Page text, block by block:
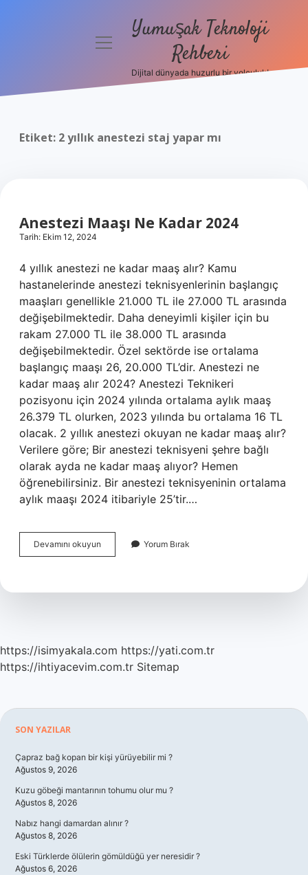
Politikası
menüyüYumuşak Teknoloji
Rehberi
Dijital dünyada huzurlu bir yolculuk!
Etiket: 2 yıllık anestezi staj yapar mı
Anestezi Maaşı Ne Kadar 2024
Tarih: Ekim 12, 2024
4 yıllık anestezi ne kadar maaş alır? Kamu
hastanelerinde anestezi teknisyenlerinin başlangıç ​​
maaşları genellikle 21.000 TL ile 27.000 TL arasında
değişebilmektedir. Daha deneyimli kişiler için bu
rakam 27.000 TL ile 38.000 TL arasında
değişebilmektedir. Özel sektörde ise ortalama
başlangıç ​​maaşı 26, 20.000 TL’dir. Anestezi ne
kadar maaş alır 2024? Anestezi Teknikeri
pozisyonu için 2024 yılında ortalama aylık maaş
26.379 TL olurken, 2023 yılında bu ortalama 16 TL
olacak. 2 yıllık anestezi okuyan ne kadar maaş alır?
Verilere göre; Bir anestezi teknisyeni şehre bağlı
olarak ayda ne kadar maaş alıyor? Hemen
öğrenebilirsiniz. Bir anestezi teknisyeninin ortalama
aylık maaşı 2024 itibariyle 25’tir.…
Devamını okuyun Anestezi
Maaşı
2024
Yorum Bırak
https://isimyakala.com https://yati.com.tr
https://ihtiyacevim.com.tr Sitemap
Sidebar
SON YAZILAR
Çapraz bağ kopan bir kişi yürüyebilir mi ?
Ağustos 9, 2026
Kuzu göbeği mantarının tohumu olur mu ?
Ağustos 8, 2026
Nabız hangi damardan alınır ?
Ağustos 8, 2026
Eski Türklerde ölülerin gömüldüğü yer neresidir ?
Ağustos 6, 2026